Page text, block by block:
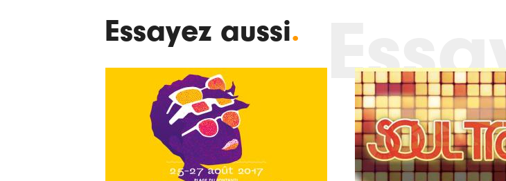
Essayez aussi.